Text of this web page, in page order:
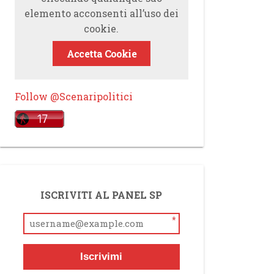
elemento acconsenti all’uso dei
cookie.
Accetta Cookie
Follow @Scenaripolitici
ISCRIVITI AL PANEL SP
*
Iscrivimi